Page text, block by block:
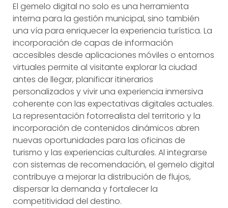
El gemelo digital no solo es una herramienta
interna para la gestión municipal, sino también
una vía para enriquecer la experiencia turística. La
incorporación de capas de información
accesibles desde aplicaciones móviles o entornos
virtuales permite al visitante explorar la ciudad
antes de llegar, planificar itinerarios
personalizados y vivir una experiencia inmersiva
coherente con las expectativas digitales actuales.
La representación fotorrealista del territorio y la
incorporación de contenidos dinámicos abren
nuevas oportunidades para las oficinas de
turismo y las experiencias culturales. Al integrarse
con sistemas de recomendación, el gemelo digital
contribuye a mejorar la distribución de flujos,
dispersar la demanda y fortalecer la
competitividad del destino.